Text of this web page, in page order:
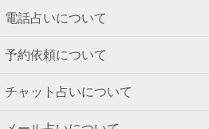
電話占いについて
予約依頼について
チャット占いについて